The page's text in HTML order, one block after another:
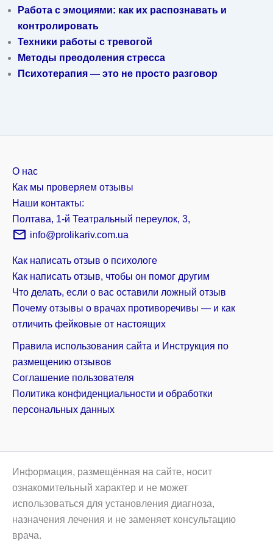
Работа с эмоциями: как их распознавать и
контролировать
Техники работы с тревогой
Методы преодоления стресса
Психотерапия — это не просто разговор
О нас
Как мы проверяем отзывы
Наши контакты:
Полтава, 1-й Театральный переулок, 3,
info@prolikariv.com.ua
Как написать отзыв о психологе
Как написать отзыв, чтобы он помог другим
Что делать, если о вас оставили ложный отзыв
Почему отзывы о врачах противоречивы — и как
отличить фейковые от настоящих
Правила использования сайта и Инструкция по
размещению отзывов
Соглашение пользователя
Политика конфиденциальности и обработки
персональных данных
Информация, размещённая на сайте, носит
ознакомительный характер и не может
использоваться для установления диагноза,
назначения лечения и не заменяет консультацию
врача.